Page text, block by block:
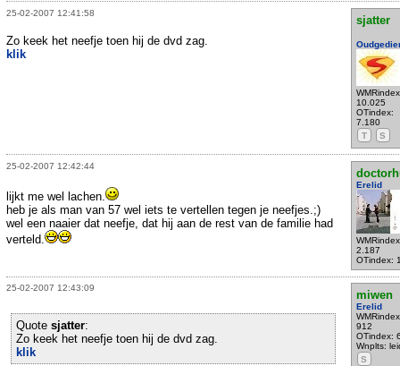
25-02-2007 12:41:58
sjatter
10.025
OTindex:
7.180
T
S
Zo keek het neefje toen hij de dvd zag.
klik
25-02-2007 12:42:44
Erelid
2.187
OTindex:
lijkt me wel lachen.
heb je als man van 57 wel iets te vertellen tegen je neefjes.;)
wel een naaier dat neefje, dat hij aan de rest van de familie had
verteld.
25-02-2007 12:43:09
miwen
Erelid
912
OTindex:
Wnplts:
S
Quote sjatter:
Zo keek het neefje toen hij de dvd zag.
klik